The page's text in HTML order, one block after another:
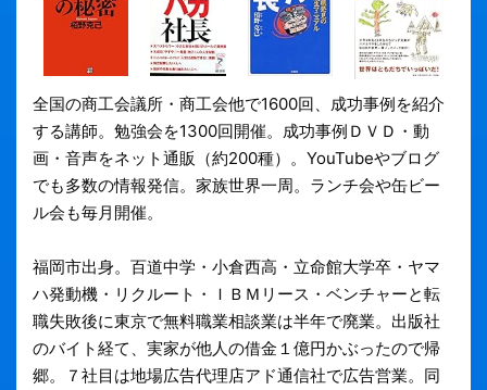
全国の商工会議所・商工会他で1600回、成功事例を紹介
する講師。勉強会を1300回開催。成功事例ＤＶＤ・動
画・音声をネット通販（約200種）。YouTubeやブログ
でも多数の情報発信。家族世界一周。ランチ会や缶ビー
ル会も毎月開催。
福岡市出身。百道中学・小倉西高・立命館大学卒・ヤマ
ハ発動機・リクルート・ＩＢＭリース・ベンチャーと転
職失敗後に東京で無料職業相談業は半年で廃業。出版社
のバイト経て、実家が他人の借金１億円かぶったので帰
郷。７社目は地場広告代理店アド通信社で広告営業。同